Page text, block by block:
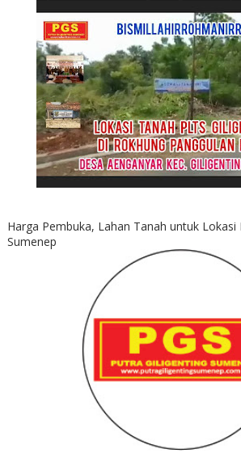
Harga Pembuka, Lahan Tanah untuk Lokasi
Sumenep